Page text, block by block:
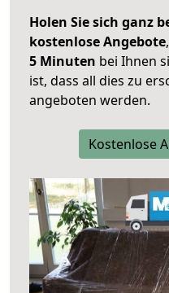
Holen Sie sich ganz
kostenlose Angebote
5 Minuten bei Ihnen
ist, dass all dies zu
angeboten werden.
Kostenlose